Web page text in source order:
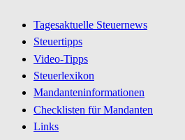
Tagesaktuelle Steuernews
Steuertipps
Video-Tipps
Steuerlexikon
Mandanteninformationen
Checklisten für Mandanten
Links